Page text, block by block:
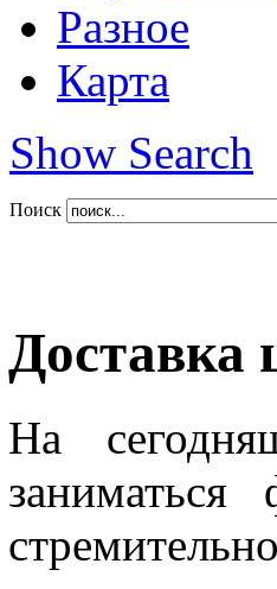
Разное
Карта
Show Search
Поиск
Доставка
На
заниматься